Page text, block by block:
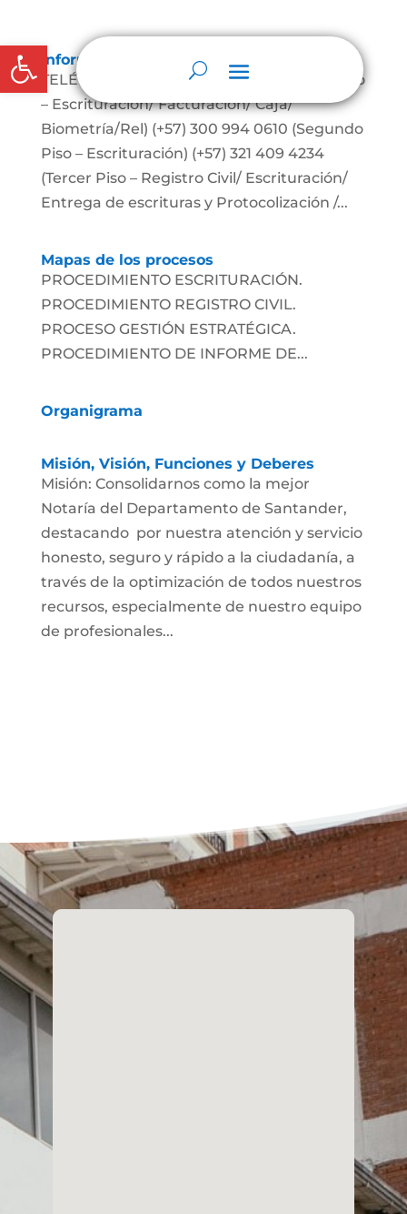
Abrir barra de herramientas
Información De Contacto
TELÉFONOS: (+57) 310 878 8695 (Primer Piso
– Escrituración/ Facturación/ Caja/
Biometría/Rel) (+57) 300 994 0610 (Segundo
Piso – Escrituración) (+57) 321 409 4234
(Tercer Piso – Registro Civil/ Escrituración/
Entrega de escrituras y Protocolización /...
Mapas de los procesos
PROCEDIMIENTO ESCRITURACIÓN.
PROCEDIMIENTO REGISTRO CIVIL.
PROCESO GESTIÓN ESTRATÉGICA.
PROCEDIMIENTO DE INFORME DE...
Organigrama
Misión, Visión, Funciones y Deberes
Misión: Consolidarnos como la mejor
Notaría del Departamento de Santander,
destacando por nuestra atención y servicio
honesto, seguro y rápido a la ciudadanía, a
través de la optimización de todos nuestros
recursos, especialmente de nuestro equipo
de profesionales...